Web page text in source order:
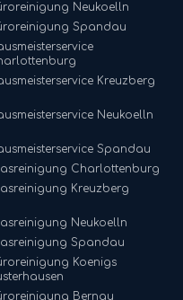
Neukoelln
Spandau
Kreuzberg
Neukoelln
Spandau
Charlottenburg
Kreuzberg
Neukoelln
Spandau
Koenigs
Bernau